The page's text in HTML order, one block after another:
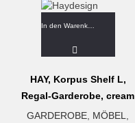
HAY, Korpus Shelf L,
Regal-Garderobe, cream
GARDEROBE MÖBEL